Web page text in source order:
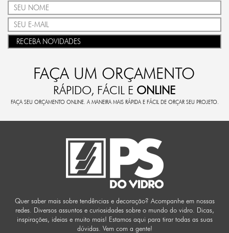
RECEBA NOVIDADES
FAÇA UM ORÇAMENTO
RÁPIDO, FÁCIL E ONLINE
FAÇA SEU ORÇAMENTO ONLINE. A MANEIRA MAIS RÁPIDA E FÁCIL DE ORÇAR SEU PROJETO.
Quer saber mais sobre tendências e decoração? Acompanhe em nossas
redes. Diversos assuntos e curiosidades sobre o mundo do vidro. Dicas,
inspirações, ideias e muito mais! Estamos aqui para tirar todas as suas
dúvidas. Vem com a gente!